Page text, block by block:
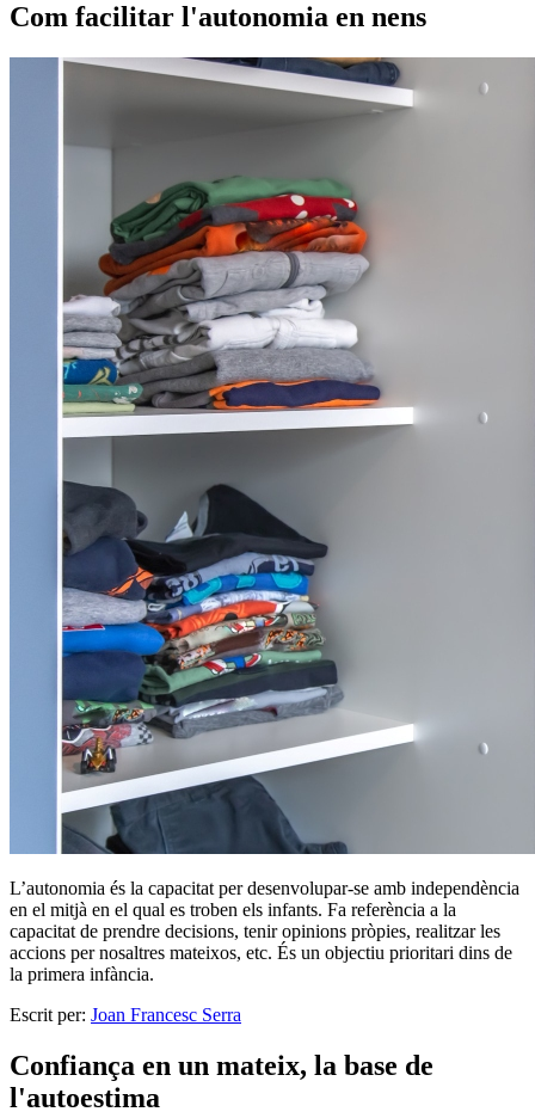
Com facilitar l'autonomia en nens
L’autonomia és la capacitat per desenvolupar-se amb independència
en el mitjà en el qual es troben els infants. Fa referència a la
capacitat de prendre decisions, tenir opinions pròpies, realitzar les
accions per nosaltres mateixos, etc. És un objectiu prioritari dins de
la primera infància.
Escrit per: Joan Francesc Serra
Confiança en un mateix, la base de
l'autoestima